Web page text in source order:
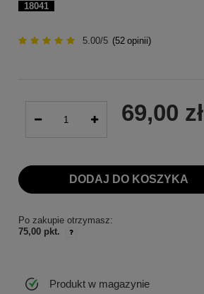
18041
5.00/5 (52 opinii)
69,00 zł
DODAJ DO KOSZYKA
Po zakupie otrzymasz:
75,00 pkt.
Produkt w magazynie